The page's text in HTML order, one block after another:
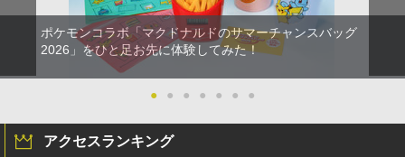
ポケモンコラボ「マクドナルドのサマーチャンスバッグ
2026」をひと足お先に体験してみた！
● ● ● ● ● ● ●
アクセスランキング